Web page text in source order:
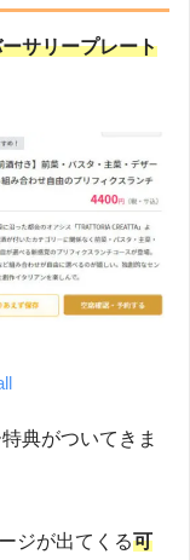
サリープレート
典がついてきま
ジが出てくる可